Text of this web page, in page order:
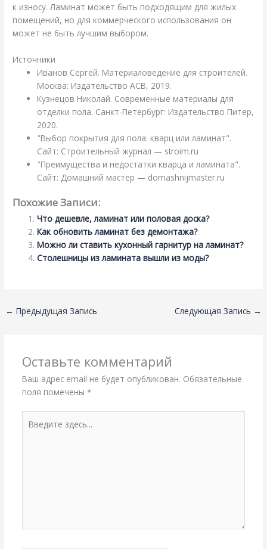
к износу. Ламинат может быть подходящим для жилых
помещений, но для коммерческого использования он
может не быть лучшим выбором.
Источники
Иванов Сергей. Материаловедение для строителей.
Москва: Издательство АСВ, 2019.
Кузнецов Николай. Современные материалы для
отделки пола. Санкт-Петербург: Издательство Питер,
2020.
"Выбор покрытия для пола: кварц или ламинат".
Сайт: Строительный журнал — stroim.ru
"Преимущества и недостатки кварца и ламината".
Сайт: Домашний мастер — domashnijmaster.ru
Похожие Записи:
Что дешевле, ламинат или половая доска?
Как обновить ламинат без демонтажа?
Можно ли ставить кухонный гарнитур на ламинат?
Столешницы из ламината вышли из моды?
← Предыдущая Запись Следующая Запись →
Оставьте комментарий
Ваш адрес email не будет опубликован. Обязательные
поля помечены *
здесь...